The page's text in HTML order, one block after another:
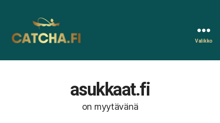
Valikko
asukkaat.fi
on myytävänä